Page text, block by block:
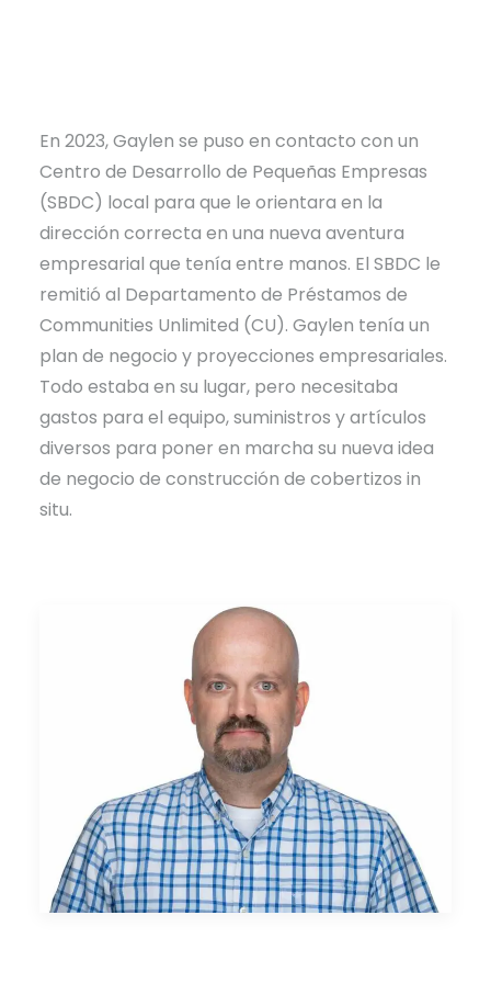
En 2023, Gaylen se puso en contacto con un
Centro de Desarrollo de Pequeñas Empresas
(SBDC) local para que le orientara en la
dirección correcta en una nueva aventura
empresarial que tenía entre manos. El SBDC le
remitió al Departamento de Préstamos de
Communities Unlimited (CU). Gaylen tenía un
plan de negocio y proyecciones empresariales.
Todo estaba en su lugar, pero necesitaba
gastos para el equipo, suministros y artículos
diversos para poner en marcha su nueva idea
de negocio de construcción de cobertizos in
situ.